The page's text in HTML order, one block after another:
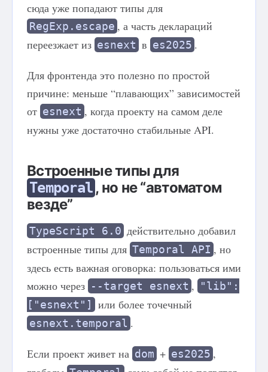
сюда уже попадают типы для
RegExp.escape , а часть деклараций
переезжает из esnext в es2025 .
Для фронтенда это полезно по простой
причине: меньше “плавающих” зависимостей
от esnext , когда проекту на самом деле
нужны уже достаточно стабильные API.
Встроенные типы для
Temporal , но не “автоматом
везде”
TypeScript 6.0 действительно добавил
встроенные типы для Temporal API , но
здесь есть важная оговорка: пользоваться ими
можно через --target esnext ,
"lib":
["esnext"]
или более точечный
esnext.temporal .
Если проект живет на dom + es2025 ,